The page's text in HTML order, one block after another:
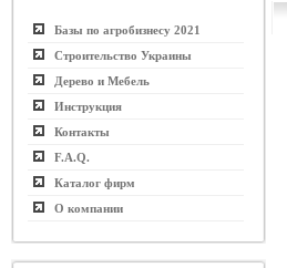
Базы по агробизнесу 2021
Строительство Украины
Дерево и Мебель
Инструкция
Контакты
F.A.Q.
Каталог фирм
О компании